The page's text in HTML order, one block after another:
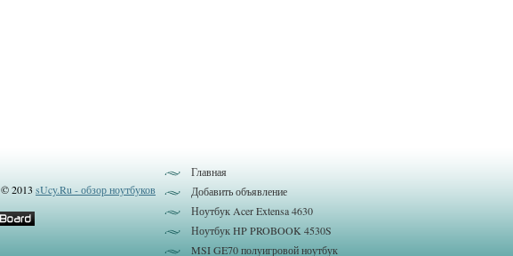
2013sUcy.Ru - обзор ноутбуков
Главная
Добавить объявление
Ноутбук Acer Extensa 4630
Ноутбук HP PROBOOK 4530S
MSI GE70 полуигровой ноутбук